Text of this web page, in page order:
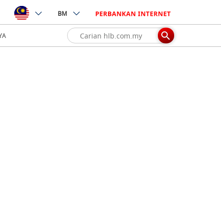
BM